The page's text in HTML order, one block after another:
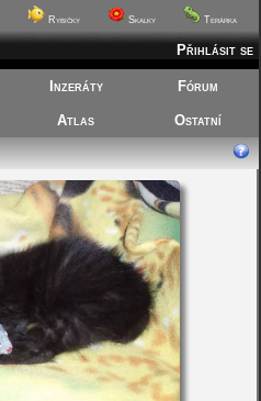
Rybičky Skalky Terárka
Přihlásit se
Inzeráty Fórum
Atlas
Ostatní